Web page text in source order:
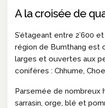
A la croisée de
S’étageant entre 2’600
région de Bumthang est
larges et ouvertes aux
conifères : Chhume,
Parsemée de nombreux
sarrasin, orge, blé et